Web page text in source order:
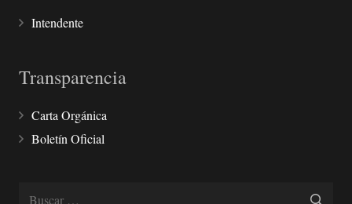
Intendente
Transparencia
Carta Orgánica
Boletín Oficial